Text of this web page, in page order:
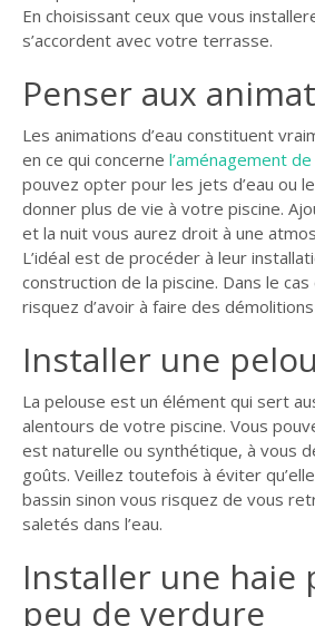
En choisissant ceux que vous
s’accordent avec votre terrasse.
Penser aux
Les animations d’eau constituent
en ce qui concerne l’aménagement
pouvez opter pour les jets d’eau ou
donner plus de vie à votre piscine.
et la nuit vous aurez droit à une
L’idéal est de procéder à leur
construction de la piscine. Dans le
risquez d’avoir à faire des
Installer une
La pelouse est un élément qui sert
alentours de votre piscine. Vous
est naturelle ou synthétique, à vous
goûts. Veillez toutefois à éviter
bassin sinon vous risquez de vous
saletés dans l’eau.
Installer une haie
peu de verdure